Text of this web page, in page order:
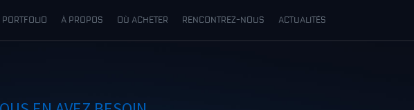
PORTFOLIO À PROPOS OÙ ACHETER RENCONTREZ-NOUS ACTUALITÉS